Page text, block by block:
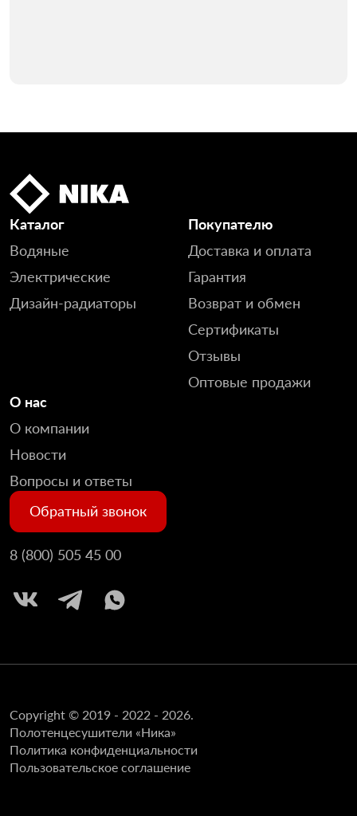
Каталог
Водяные
Электрические
Дизайн-радиаторы
Покупателю
Доставка и оплата
Гарантия
Возврат и обмен
Сертификаты
Отзывы
Оптовые продажи
О нас
О компании
Новости
Вопросы и ответы
Обратный звонок
8 (800) 505 45 00
Copyright © 2019 - 2022 - 2026.
Полотенцесушители «Ника»
Политика конфиденциальности
Пользовательское соглашение